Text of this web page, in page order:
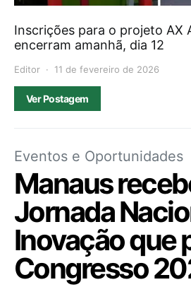
Inscrições para o projeto AX
encerram amanhã, dia 12
Editor 11 de fevereiro de 2026
Ver Postagem
Eventos e Oportunidades
Manaus
Jornada
Inovação que
Congresso